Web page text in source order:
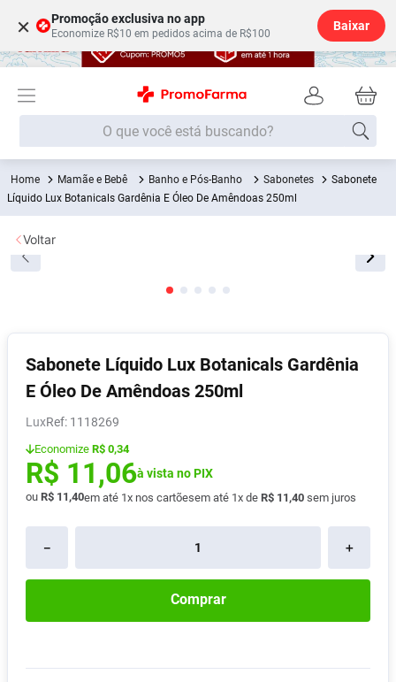
× Promoção exclusiva no app
Economize R$10 em pedidos acima de R$100
Baixar
O que você está buscando?
Mamãe e Bebê Banho e Pós-Banho Sabonetes
Sabonete
Líquido Lux Botanicals Gardênia E Óleo De Amêndoas 250ml
Sabonete Líquido Lux Botanicals Gardênia
E Óleo De Amêndoas 250ml
Lux : 1118269
Economize R$ 0,34
R$ 11,06à vista no PIX
ou R$ 11 ,40em até 1x nos cartõesem até 1x de R$ 11 ,40 sem juros
＋
－
Comprar
Voltar
Termos mais buscados
1º Fralda
2
5º Fralda G
6º Shampoo
7º Desodorante
8º Absorvente
9º Vitamina D
10 Lavitan